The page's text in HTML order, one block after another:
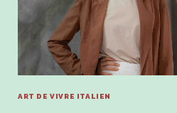
ART DE VIVRE ITALIEN